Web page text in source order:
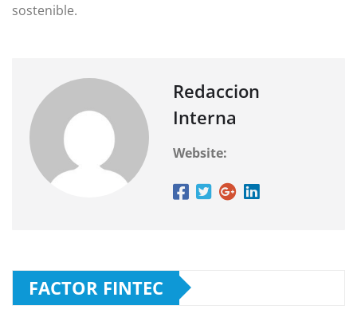
sostenible.
Redaccion
Interna
Website:
FACTOR FINTEC